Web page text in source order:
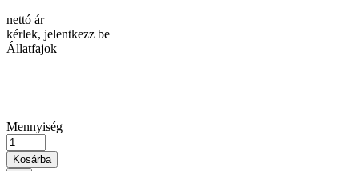
nettó ár
kérlek, jelentkezz be
Állatfajok
Mennyiség
Kosárba